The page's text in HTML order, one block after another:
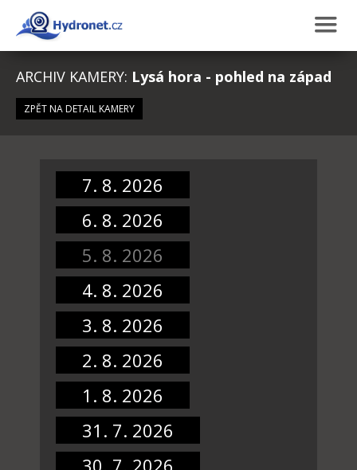
ARCHIV KAMERY: Lysá hora - pohled na západ
ZPĚT NA DETAIL KAMERY
7. 8. 2026
6. 8. 2026
5. 8. 2026
4. 8. 2026
3. 8. 2026
2. 8. 2026
1. 8. 2026
31. 7. 2026
30. 7. 2026